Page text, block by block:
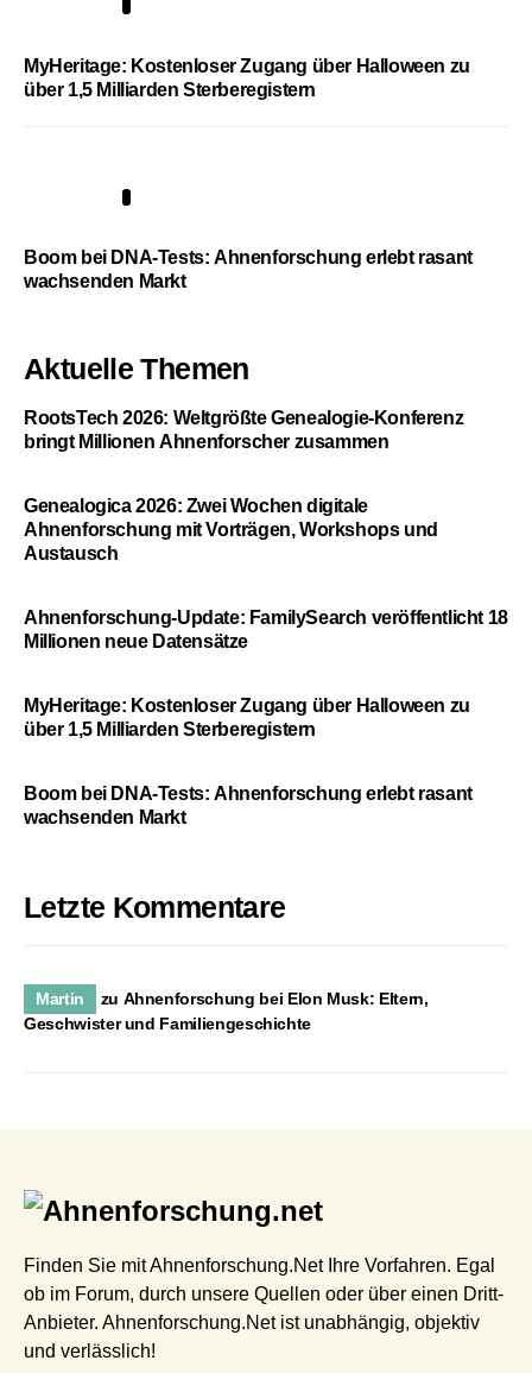
MyHeritage: Kostenloser Zugang über Halloween zu
über 1,5 Milliarden Sterberegistern
Boom bei DNA-Tests: Ahnenforschung erlebt rasant
wachsenden Markt
Aktuelle Themen
RootsTech 2026: Weltgrößte Genealogie-Konferenz
bringt Millionen Ahnenforscher zusammen
Genealogica 2026: Zwei Wochen digitale
Ahnenforschung mit Vorträgen, Workshops und
Austausch
Ahnenforschung-Update: FamilySearch veröffentlicht 18
Millionen neue Datensätze
MyHeritage: Kostenloser Zugang über Halloween zu
über 1,5 Milliarden Sterberegistern
Boom bei DNA-Tests: Ahnenforschung erlebt rasant
wachsenden Markt
Letzte Kommentare
Martin zu Ahnenforschung bei Elon Musk: Eltern,
Geschwister und Familiengeschichte
Finden Sie mit Ahnenforschung.Net Ihre Vorfahren. Egal
ob im Forum, durch unsere Quellen oder über einen Dritt-
Anbieter. Ahnenforschung.Net ist unabhängig, objektiv
und verlässlich!